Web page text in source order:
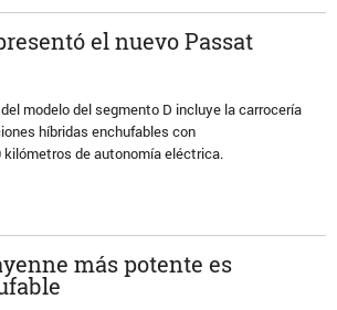
el nuevo Passat
modelo del segmento D incluye la carrocería
híbridas enchufables con
de autonomía eléctrica.
más potente es